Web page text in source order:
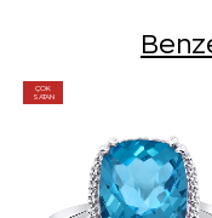
ÇOK
SATAN